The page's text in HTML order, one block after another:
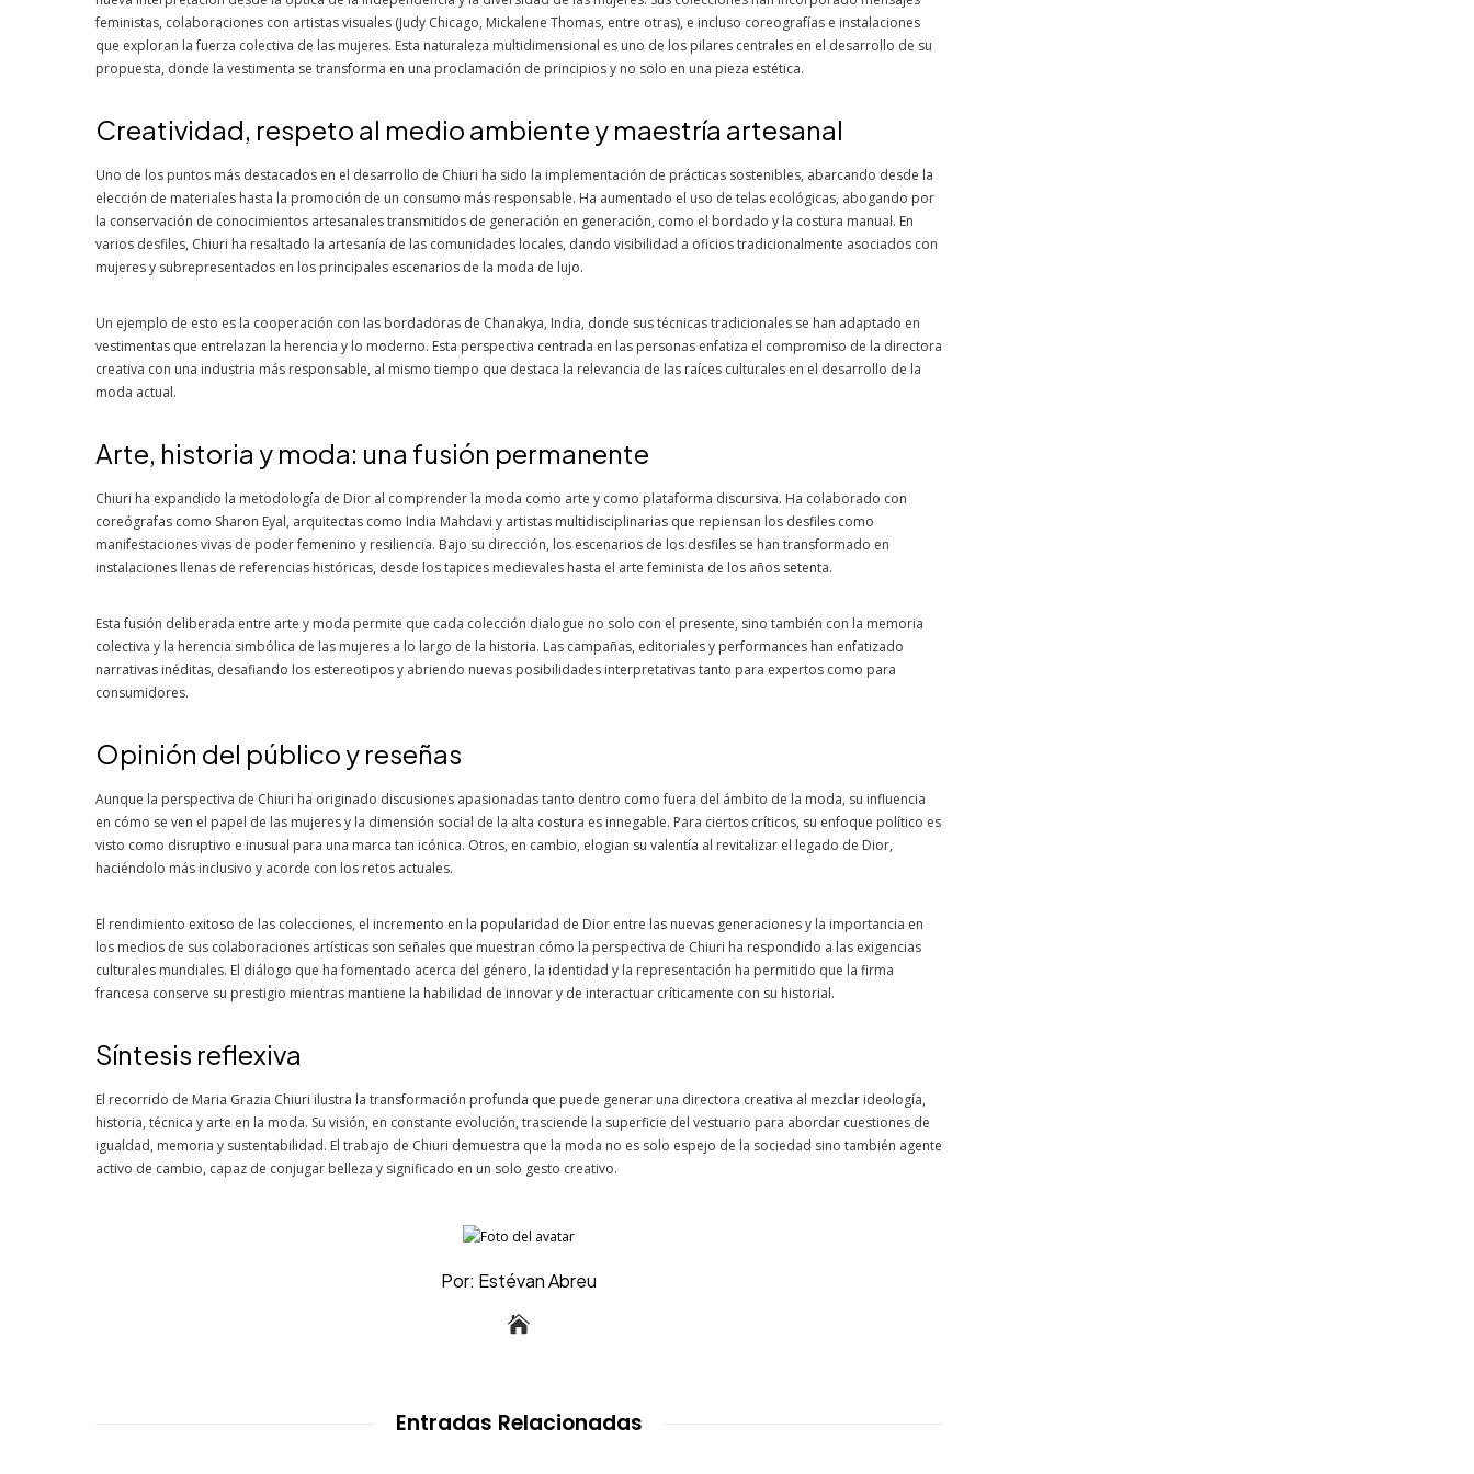
feministas, colaboraciones con artistas visuales (Judy Chicago, Mickalene Thomas, entre otras), e incluso coreografías e instalaciones
que exploran la fuerza colectiva de las mujeres. Esta naturaleza multidimensional es uno de los pilares centrales en el desarrollo de su
propuesta, donde la vestimenta se transforma en una proclamación de principios y no solo en una pieza estética.
Creatividad, respeto al medio ambiente y maestría artesanal
Uno de los puntos más destacados en el desarrollo de Chiuri ha sido la implementación de prácticas sostenibles, abarcando desde la
elección de materiales hasta la promoción de un consumo más responsable. Ha aumentado el uso de telas ecológicas, abogando por
la conservación de conocimientos artesanales transmitidos de generación en generación, como el bordado y la costura manual. En
varios desfiles, Chiuri ha resaltado la artesanía de las comunidades locales, dando visibilidad a oficios tradicionalmente asociados con
mujeres y subrepresentados en los principales escenarios de la moda de lujo.
Un ejemplo de esto es la cooperación con las bordadoras de Chanakya, India, donde sus técnicas tradicionales se han adaptado en
vestimentas que entrelazan la herencia y lo moderno. Esta perspectiva centrada en las personas enfatiza el compromiso de la directora
creativa con una industria más responsable, al mismo tiempo que destaca la relevancia de las raíces culturales en el desarrollo de la
moda actual.
Arte, historia y moda: una fusión permanente
Chiuri ha expandido la metodología de Dior al comprender la moda como arte y como plataforma discursiva. Ha colaborado con
coreógrafas como Sharon Eyal, arquitectas como India Mahdavi y artistas multidisciplinarias que repiensan los desfiles como
manifestaciones vivas de poder femenino y resiliencia. Bajo su dirección, los escenarios de los desfiles se han transformado en
instalaciones llenas de referencias históricas, desde los tapices medievales hasta el arte feminista de los años setenta.
Esta fusión deliberada entre arte y moda permite que cada colección dialogue no solo con el presente, sino también con la memoria
colectiva y la herencia simbólica de las mujeres a lo largo de la historia. Las campañas, editoriales y performances han enfatizado
narrativas inéditas, desafiando los estereotipos y abriendo nuevas posibilidades interpretativas tanto para expertos como para
consumidores.
Opinión del público y reseñas
Aunque la perspectiva de Chiuri ha originado discusiones apasionadas tanto dentro como fuera del ámbito de la moda, su influencia
en cómo se ven el papel de las mujeres y la dimensión social de la alta costura es innegable. Para ciertos críticos, su enfoque político es
visto como disruptivo e inusual para una marca tan icónica. Otros, en cambio, elogian su valentía al revitalizar el legado de Dior,
haciéndolo más inclusivo y acorde con los retos actuales.
El rendimiento exitoso de las colecciones, el incremento en la popularidad de Dior entre las nuevas generaciones y la importancia en
los medios de sus colaboraciones artísticas son señales que muestran cómo la perspectiva de Chiuri ha respondido a las exigencias
culturales mundiales. El diálogo que ha fomentado acerca del género, la identidad y la representación ha permitido que la firma
francesa conserve su prestigio mientras mantiene la habilidad de innovar y de interactuar críticamente con su historial.
Síntesis reflexiva
El recorrido de Maria Grazia Chiuri ilustra la transformación profunda que puede generar una directora creativa al mezclar ideología,
historia, técnica y arte en la moda. Su visión, en constante evolución, trasciende la superficie del vestuario para abordar cuestiones de
igualdad, memoria y sustentabilidad. El trabajo de Chiuri demuestra que la moda no es solo espejo de la sociedad sino también agente
activo de cambio, capaz de conjugar belleza y significado en un solo gesto creativo.
Por: Estévan Abreu
Entradas Relacionadas